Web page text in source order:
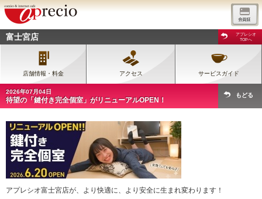
富士宮店
アプレシオ
TOPへ
店舗情報・料金 アクセス サービスガイド
2026年07月04日
待望の「鍵付き完全個室」がリニューアルOPEN！
もどる
アプレシオ富士宮店が、より快適に、より安全に生まれ変わります！